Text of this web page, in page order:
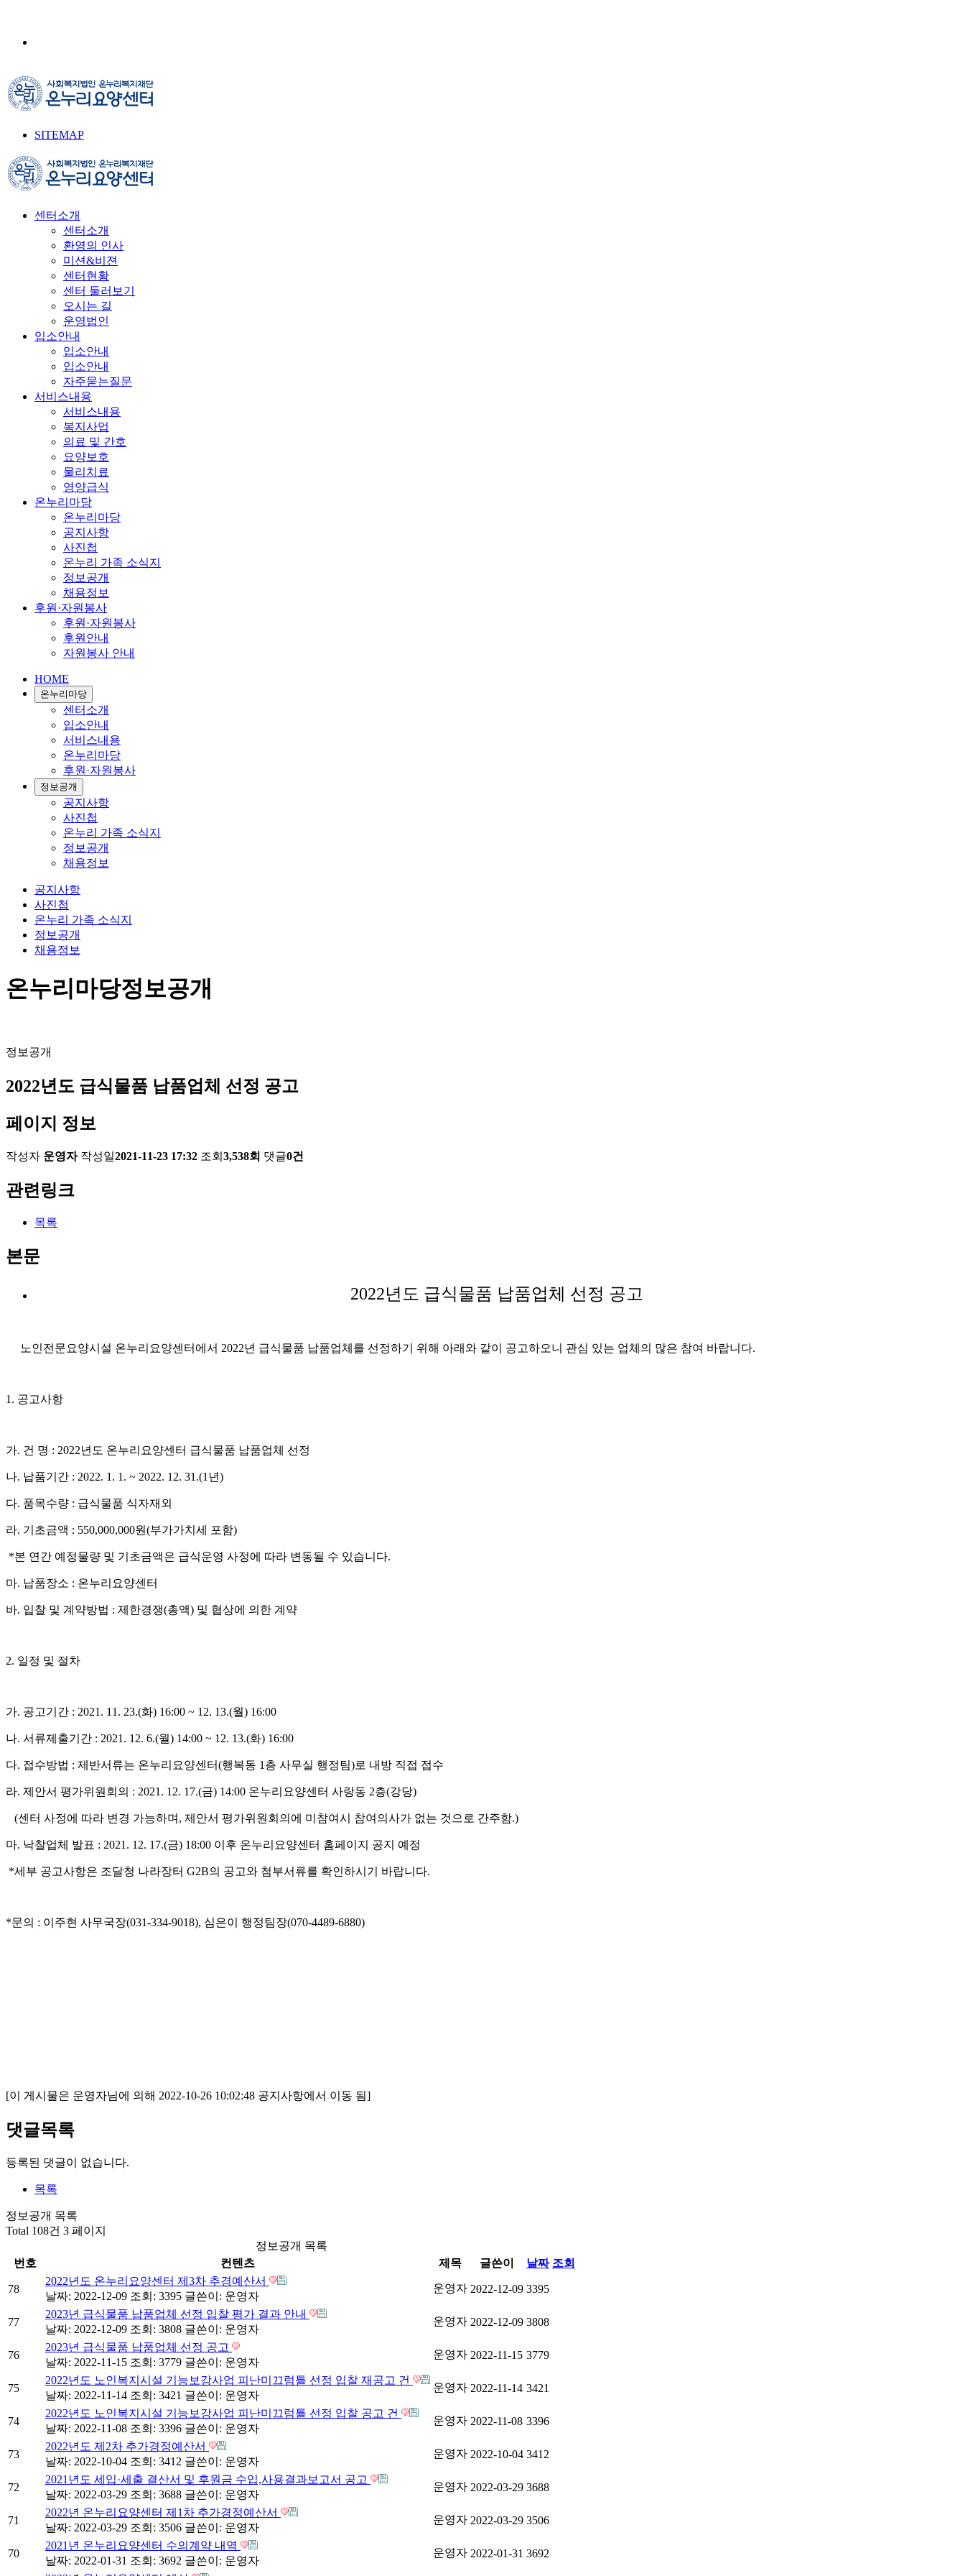
SITEMAP
센터소개
센터소개
환영의 인사
미션&비젼
센터현황
센터 둘러보기
오시는 길
운영법인
입소안내
입소안내
입소안내
자주묻는질문
서비스내용
서비스내용
복지사업
의료 및 간호
요양보호
물리치료
영양급식
온누리마당
온누리마당
공지사항
사진첩
온누리 가족 소식지
정보공개
채용정보
후원·자원봉사
후원·자원봉사
후원안내
자원봉사 안내
HOME
온누리마당
센터소개
입소안내
서비스내용
온누리마당
후원·자원봉사
정보공개
공지사항
사진첩
온누리 가족 소식지
정보공개
채용정보
공지사항
사진첩
온누리 가족 소식지
정보공개
채용정보
온누리마당정보공개
정보공개
2022년도 급식물품 납품업체 선정 공고
페이지 정보
작성자 운영자 작성일2021-11-23 17:32 조회 3,538회 댓글0건
관련링크
목록
본문
2022년도 급식물품 납품업체 선정 공고
노인전문요양시설 온누리요양센터에서 2022년 급식물품 납품업체를 선정하기 위해 아래와 같이 공고하오니 관심 있는 업체의 많은 참여 바랍니다.
1. 공고사항
가. 건 명 : 2022년도 온누리요양센터 급식물품 납품업체 선정
나. 납품기간 : 2022. 1. 1. ~ 2022. 12. 31.(1 년)
다. 품목수량 : 급식물품 식자재외
라. 기초금액 : 550,000,000원(부가가치세 포함)
*본 연간 예정물량 및 기초금액은 급식운영 사정에 따라 변동될 수 있습니다.
마. 납품장소 : 온누리요양센터
바. 입찰 및 계약방법 : 제한경쟁(총액) 및 협상에 의한 계약
2. 일정 및 절차
가. 공고기간 : 2021. 11. 23.(화) 16:00 ~ 12. 13.(월) 16:00
나. 서류제출기간 : 2021. 12. 6.(월) 14:00 ~ 12. 13.(화) 16:00
다. 접수방법 : 제반서류는 온누리요양센터(행복동 1 층 사무실 행정팀)로 내방 직접 접수
라. 제안서 평가위원회의 : 2021. 12. 17.(금) 14:00 온누리요양센터 사랑동 2층(강당)
(센터 사정에 따라 변경 가능하며 , 제안서 평가위원회의에 미참여시 참여의사가 없는 것으로 간주함.)
마. 낙찰업체 발표 : 2021. 12. 17.(금) 18:00 이후 온누리요양센터 홈페이지 공지 예정
*세부 공고사항은 조달청 나라장터 G2B의 공고와 첨부서류를 확인하시기 바랍니다.
*문의 : 이주현 사무국장(031-334-9018), 심은이 행정팀장(070-4489-6880)
[이 게시물은 운영자님에 의해 2022-10-26 10:02:48 공지사항에서 이동 됨]
댓글목록
등록된 댓글이 없습니다.
목록
정보공개 목록
Total 108건 3 페이지
정보공개 목록
번호
컨텐츠 제목 글쓴이 날짜 조회
78
2022년도 온누리요양센터 제3차 추경예산서
날짜: 2022-12-09 조회: 3395 글쓴이: 운영자
운영자 2022-12-09 3395
77
2023년 급식물품 납품업체 선정 입찰 평가 결과 안내
날짜: 2022-12-09 조회: 3808 글쓴이: 운영자
운영자 2022-12-09 3808
76
2023년 급식물품 납품업체 선정 공고
날짜: 2022-11-15 조회: 3779 글쓴이: 운영자
운영자 2022-11-15 3779
75
2022년도 노인복지시설 기능보강사업 피난미끄럼틀 선정 입찰 재공고 건
날짜: 2022-11-14 조회: 3421 글쓴이: 운영자
운영자 2022-11-14 3421
74
2022년도 노인복지시설 기능보강사업 피난미끄럼틀 선정 입찰 공고 건
날짜: 2022-11-08 조회: 3396 글쓴이: 운영자
운영자 2022-11-08 3396
73
2022년도 제2차 추가경정예산서
날짜: 2022-10-04 조회: 3412 글쓴이: 운영자
운영자 2022-10-04 3412
72
2021년도 세입·세출 결산서 및 후원금 수입,사용결과보고서 공고
날짜: 2022-03-29 조회: 3688 글쓴이: 운영자
운영자 2022-03-29 3688
71
2022년 온누리요양센터 제1차 추가경정예산서
날짜: 2022-03-29 조회: 3506 글쓴이: 운영자
운영자 2022-03-29 3506
70
2021년 온누리요양센터 수의계약 내역
날짜: 2022-01-31 조회: 3692 글쓴이: 운영자
운영자 2022-01-31 3692